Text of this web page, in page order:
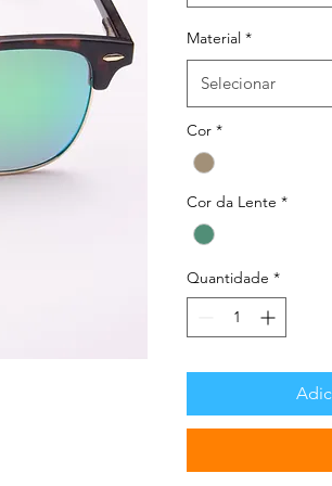
Material *
Selecionar
Cor *
Cor da Lente *
Quantidade *